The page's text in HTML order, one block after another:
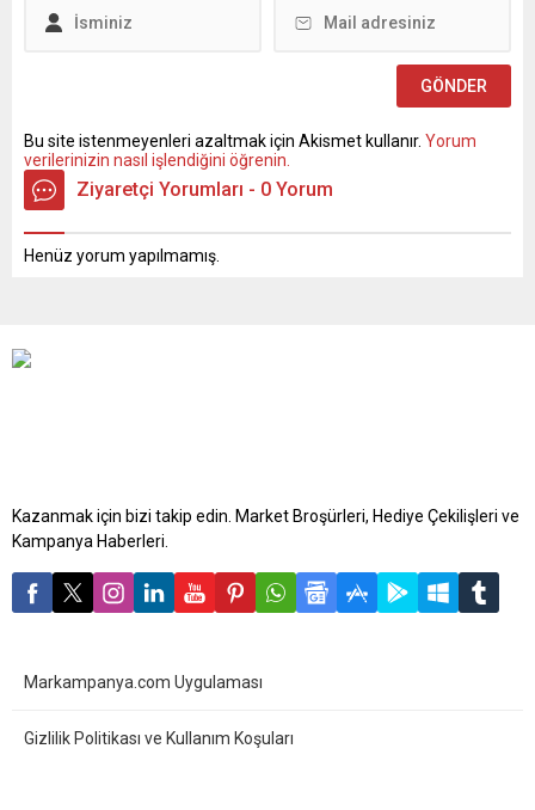
Bu site istenmeyenleri azaltmak için Akismet kullanır. Yorum
verilerinizin nasıl işlendiğini öğrenin.
Ziyaretçi Yorumları - 0 Yorum
Henüz yorum yapılmamış.
Kazanmak için bizi takip edin. Market Broşürleri, Hediye Çekilişleri ve
Kampanya Haberleri.
Markampanya.com Uygulaması
Gizlilik Politikası ve Kullanım Koşuları